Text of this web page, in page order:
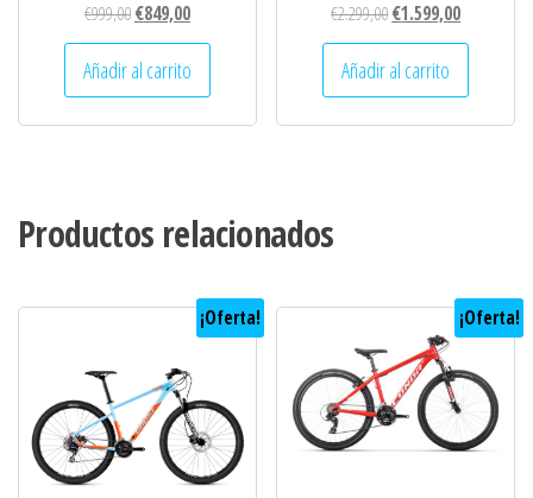
€999,00El
precio
original
era:
€999,00.
€849,00El
precio
actual
es:
€849,00.
Añadir al carrito
€2.299,00El
precio
original
era:
€2.299,00.
€1.599,00El
precio
es:
€1.599,00.
Añadir al carrito
Productos relacionados
¡Oferta! ¡Oferta!